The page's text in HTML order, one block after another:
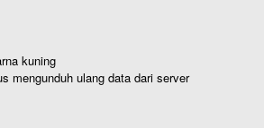
kuning
mengunduh ulang data dari server